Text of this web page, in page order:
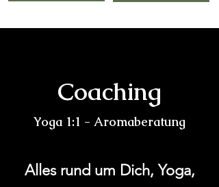
Coaching
Yoga 1:1 - Aromaberatung
Alles rund um Dich, Yoga,